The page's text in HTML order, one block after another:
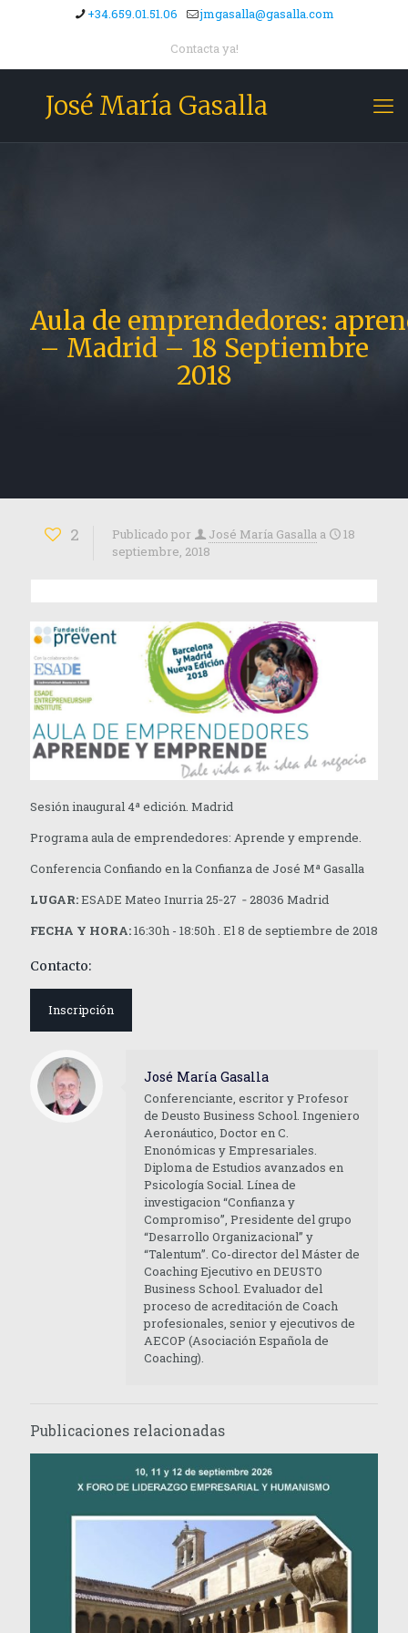
+34.659.01.51.06 jmgasalla@gasalla.com
Contacta ya!
José María Gasalla
Aula de emprendedores:
– Madrid – 18 Septiembre
2018
2 Publicado por José María Gasalla a
18
septiembre, 2018
Sesión inaugural 4ª edición. Madrid
Programa aula de emprendedores: Aprende y emprende.
Conferencia Confiando en la Confianza de José Mª Gasalla
LUGAR:ESADE Mateo Inurria 25‐27 ‐ 28036 Madrid
FECHA Y HORA:16:30h - 18:50h . El 8 de septiembre de 2018
Contacto:
Inscripción
José María Gasalla
Conferenciante, escritor y Profesor
de Deusto Business School. Ingeniero
Aeronáutico, Doctor en C.
Enonómicas y Empresariales.
Diploma de Estudios avanzados en
Psicología Social. Línea de
investigacion “Confianza y
Compromiso”, Presidente del grupo
“Desarrollo Organizacional” y
“Talentum”. Co-director del Máster de
Coaching Ejecutivo en DEUSTO
Business School. Evaluador del
proceso de acreditación de Coach
profesionales, senior y ejecutivos de
AECOP (Asociación Española de
Coaching).
Publicaciones relacionadas